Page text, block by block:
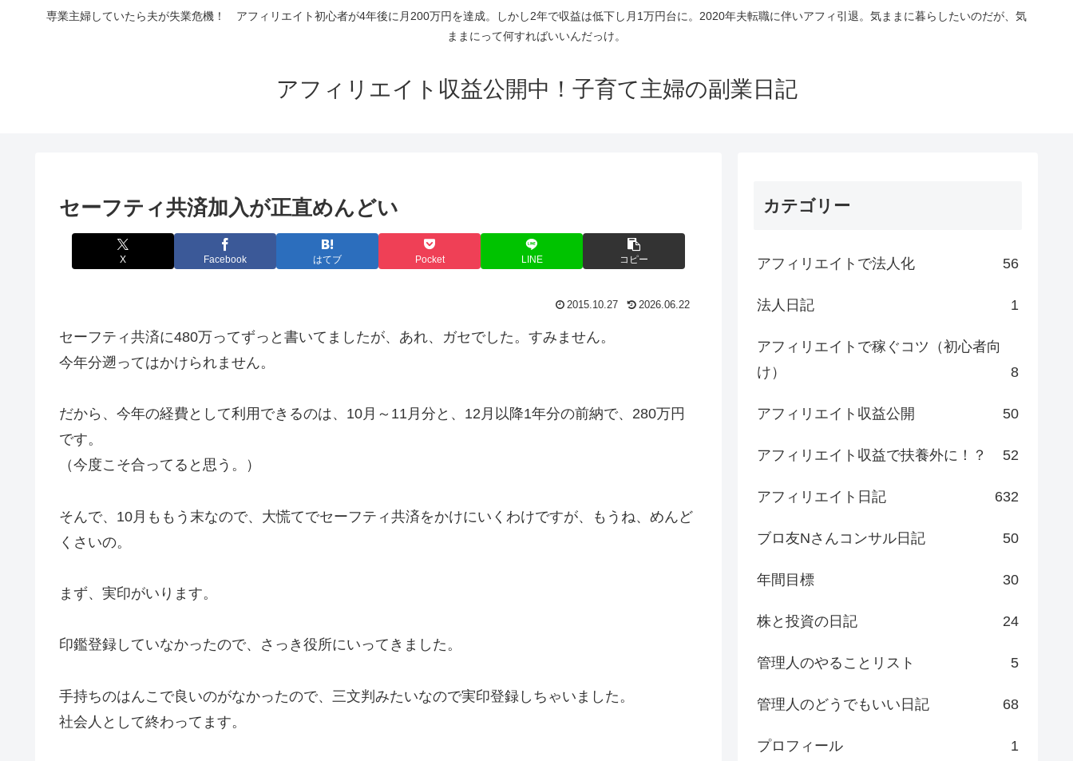
専業主婦していたら夫が失業危機！ アフィリエイト初心者が4年後に月200万円を達成。しかし2年で収益は低下し月1万円台に。2020年夫転職に伴いアフィ引退。気ままに暮らしたいのだが、気
ままにって何すればいいんだっけ。
アフィリエイト収益公開中！子育て主婦の副業日記
セーフティ共済加入が正直めんどい
X Facebook はてブ Pocket LINE コピー
2015.10.27 2026.06.22
セーフティ共済に480万ってずっと書いてましたが、あれ、ガセでした。すみません。
今年分遡ってはかけられません。
だから、今年の経費として利用できるのは、10月～11月分と、12月以降1年分の前納で、280万円
です。
（今度こそ合ってると思う。）
そんで、10月ももう末なので、大慌てでセーフティ共済をかけにいくわけですが、もうね、めんど
くさいの。
まず、実印がいります。
印鑑登録していなかったので、さっき役所にいってきました。
手持ちのはんこで良いのがなかったので、三文判みたいなので実印登録しちゃいました。
社会人として終わってます。
カテゴリー
アフィリエイトで法人化 56
法人日記 1
アフィリエイトで稼ぐコツ（初心者向
け）
8
アフィリエイト収益公開 50
アフィリエイト収益で扶養外に！？ 52
アフィリエイト日記 632
ブロ友Nさんコンサル日記 50
年間目標 30
株と投資の日記 24
管理人のやることリスト 5
管理人のどうでもいい日記 68
プロフィール 1